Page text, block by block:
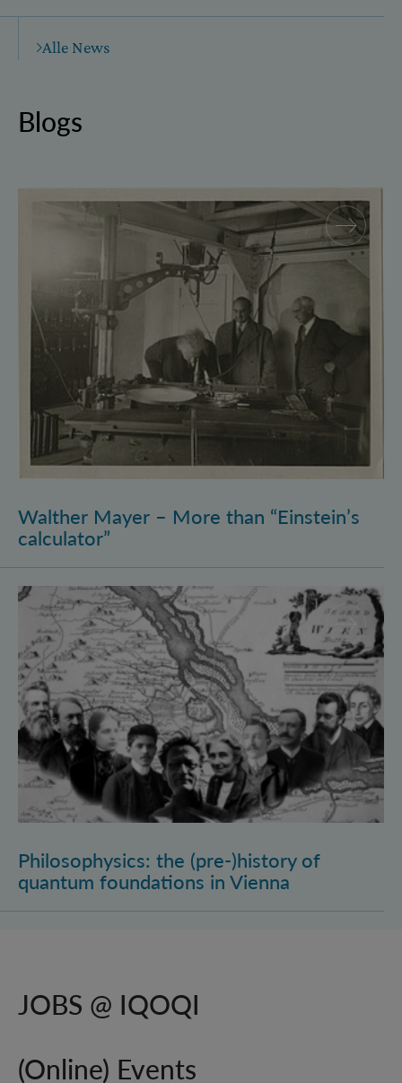
Alle News
Blogs
Walther Mayer – More than “Einstein’s calculator”
Walther Mayer – More than “Einstein’s
calculator”
Philosophysics: the (pre-)history of quantum
Philosophysics: the (pre-)history of
quantum foundations in Vienna
JOBS @ IQOQI
(Online) Events